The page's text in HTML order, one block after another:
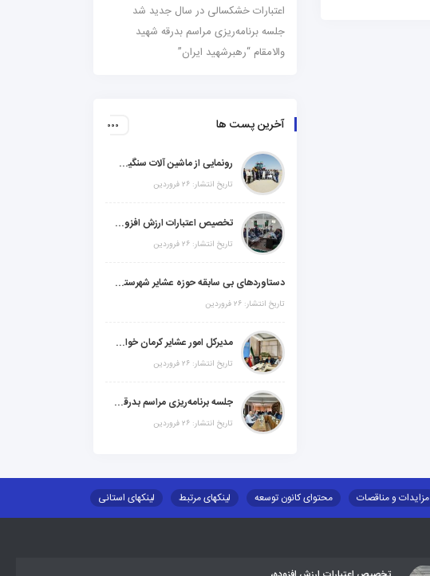
اعتبارات خشکسالی در سال جدید شد
جلسه برنامه‌ریزی مراسم بدرقه شهید
والامقام “رهبرشهید ایران”
آخرین پست ها
رونمایی از ماشین آلات سنگین راهسازی در شهرستانهای ریگان و گنبکی
تاریخ انتشار: ۲۶ فروردین
تخصیص اعتبارات ارزش افزوده، استانی و ملی جهت اجرای پروژه‌های عمرانی در شهرستان گنبکی
تاریخ انتشار: ۲۶ فروردین
دستاوردهای بی سابقه حوزه عشایر شهرستانهای ابر استان کرمان
تاریخ انتشار: ۲۶ فروردین
مدیرکل امور عشایر کرمان خواستار افزایش اعتبارات خشکسالی در سال جدید شد
تاریخ انتشار: ۲۶ فروردین
جلسه برنامه‌ریزی مراسم بدرقه شهید والامقام "رهبرشهید ایران"
تاریخ انتشار: ۲۶ فروردین
مزایدات و مناقصات محتوای کانون توسعه لینکهای مرتبط
لینکهای استانی